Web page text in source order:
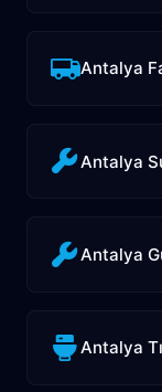
Antalya
Antalya
Antalya
Antalya